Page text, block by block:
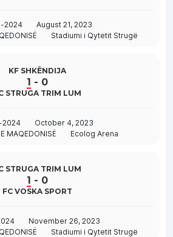
2024
August 21, 2023
Stadiumi i Qytetit Strugë
KF SHKËNDIJA
1 - 0
STRUGA TRIM LUM
2024
October 4, 2023
MAQEDONISË
Ecolog Arena
STRUGA TRIM LUM
1 - 0
FC VOSKA SPORT
November 26, 2023
Stadiumi i Qytetit Strugë